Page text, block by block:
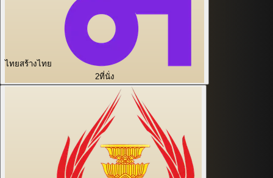
ไทยสร้างไทย
2ที่นั่ง